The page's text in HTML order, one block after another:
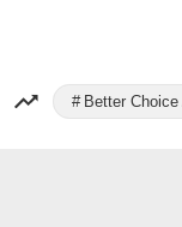
Better